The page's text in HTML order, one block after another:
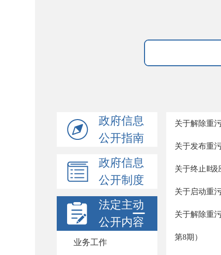
政府信息
公开指南
政府信息
公开制度
法定主动
公开内容
业务工作
关于解除重
关于发布重
关于终止Ⅱ级
关于启动重
关于解除重
第8期）